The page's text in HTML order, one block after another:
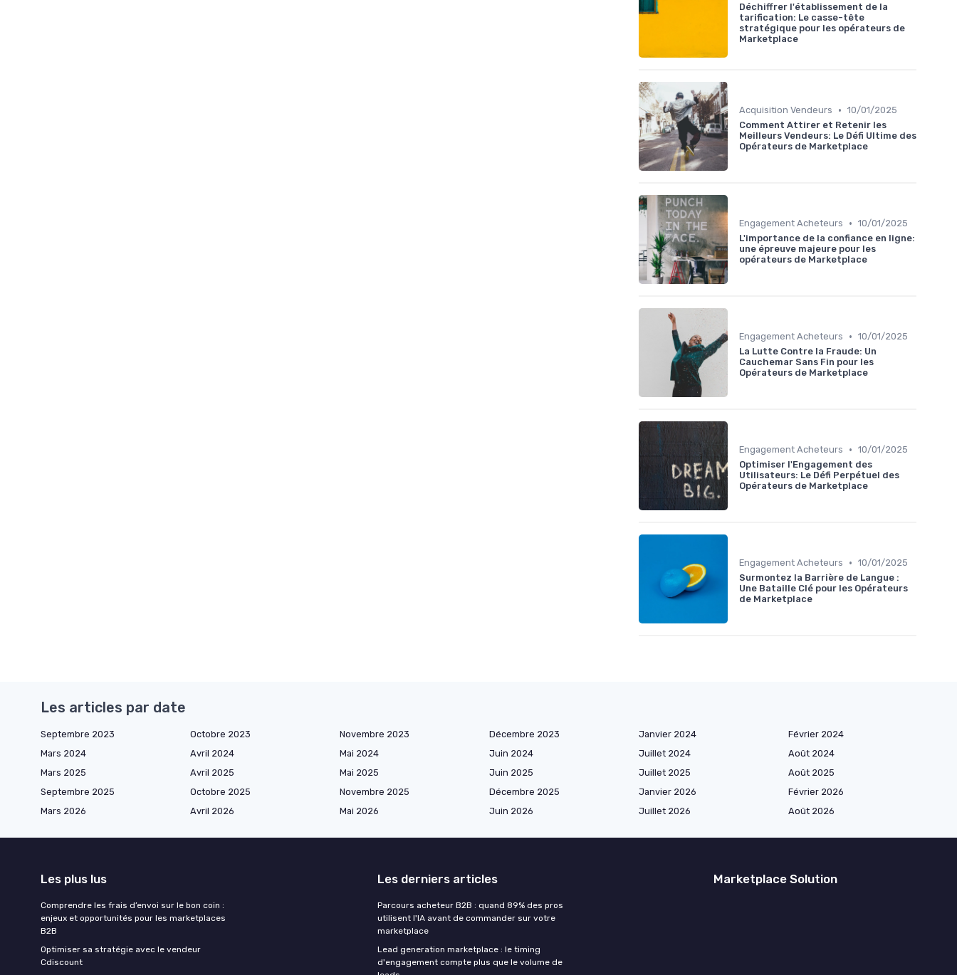
Déchiffrer l'établissement de la
tarification: Le casse-tête
stratégique pour les opérateurs de
Marketplace
Acquisition Vendeurs • 10/01/2025
Comment Attirer et Retenir les
Meilleurs Vendeurs: Le Défi Ultime des
Opérateurs de Marketplace
Engagement Acheteurs • 10/01/2025
L'importance de la confiance en ligne:
une épreuve majeure pour les
opérateurs de Marketplace
Engagement Acheteurs • 10/01/2025
La Lutte Contre la Fraude: Un
Cauchemar Sans Fin pour les
Opérateurs de Marketplace
Engagement Acheteurs • 10/01/2025
Optimiser l'Engagement des
Utilisateurs: Le Défi Perpétuel des
Opérateurs de Marketplace
Engagement Acheteurs • 10/01/2025
Surmontez la Barrière de Langue :
Une Bataille Clé pour les Opérateurs
de Marketplace
Les articles par date
Septembre 2023 Octobre 2023 Novembre 2023 Décembre 2023 Janvier 2024
Février 2024
Mars 2024
Avril 2024 Mai 2024 Juin 2024 Juillet 2024
Août 2024
Mars 2025
Avril 2025 Mai 2025 Juin 2025 Juillet 2025
Août 2025
Septembre 2025
Octobre 2025 Novembre 2025 Décembre 2025 Janvier 2026
Février 2026
Mars 2026
Avril 2026 Mai 2026 Juin 2026 Juillet 2026 Août 2026
Les plus lus
Comprendre les frais d’envoi sur le bon coin :
enjeux et opportunités pour les marketplaces
B2B
Optimiser sa stratégie avec le vendeur
Cdiscount
Les derniers articles
Parcours acheteur B2B : quand 89% des pros
utilisent l'IA avant de commander sur votre
marketplace
Lead generation marketplace : le timing
d'engagement compte plus que le volume de
Marketplace Solution